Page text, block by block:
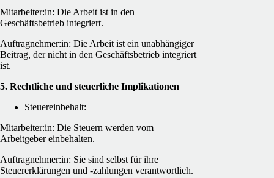
Mitarbeiter:in: Die Arbeit ist in den
Geschäftsbetrieb integriert.
Auftragnehmer:in: Die Arbeit ist ein unabhängiger
Beitrag, der nicht in den Geschäftsbetrieb integriert
ist.
5. Rechtliche und steuerliche Implikationen
Steuereinbehalt:
Mitarbeiter:in: Die Steuern werden vom
Arbeitgeber einbehalten.
Auftragnehmer:in: Sie sind selbst für ihre
Steuererklärungen und -zahlungen verantwortlich.